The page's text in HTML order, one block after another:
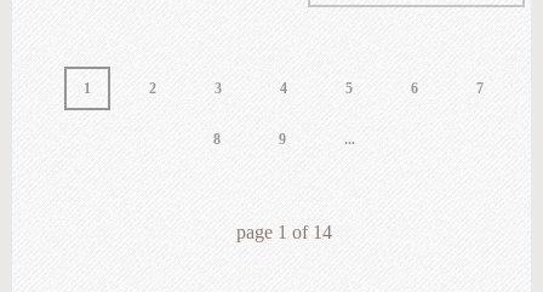
1 2 3 4 5 6 7
8 9 ...
page 1 of 14